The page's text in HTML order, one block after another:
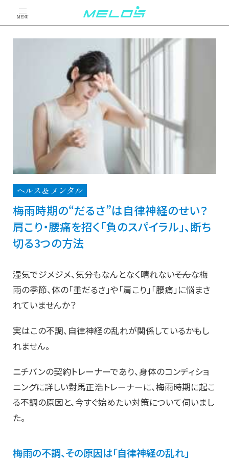
MENU
ヘルス＆メンタル
梅雨時期の“だるさ”は自律神経のせい？
肩こり・腰痛を招く「負のスパイラル」、断ち
切る3つの方法
湿気でジメジメ、気分もなんとなく晴れない――そんな梅
雨の季節、体の「重だるさ」や「肩こり」「腰痛」に悩まさ
れていませんか？
実はこの不調、自律神経の乱れが関係しているかもし
れません。
ニチバンの契約トレーナーであり、身体のコンディショ
ニングに詳しい對馬正浩トレーナーに、梅雨時期に起こ
る不調の原因と、今すぐ始めたい対策について伺いまし
た。
梅雨の不調、その原因は「自律神経の乱れ」